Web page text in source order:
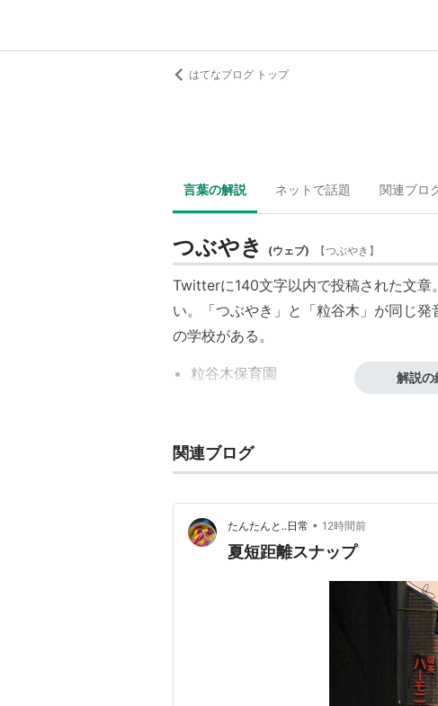
はてなブログ トップ
言葉の解説 ネットで話題 関連ブロ
つぶやき (ウェブ) 【つぶやき 】
Twitterに140文字以内で投稿された文章
い。「つぶやき 」と「粒谷木」が同じ
の学校がある。
粒谷木保育園
英語では名詞で "Tweet" であり、自動詞
解説の
関連ブログ
たんたんと..日常 • 12時間前
夏短距離スナップ